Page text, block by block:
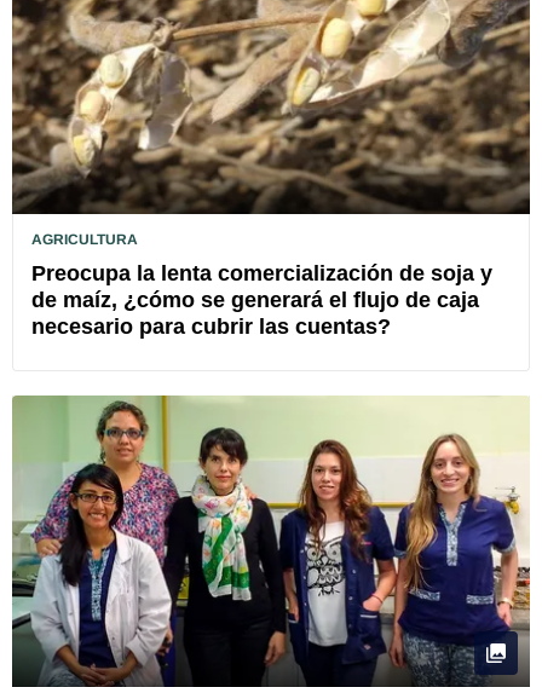
AGRICULTURA
Preocupa la lenta comercialización de soja y
de maíz, ¿cómo se generará el flujo de caja
necesario para cubrir las cuentas?